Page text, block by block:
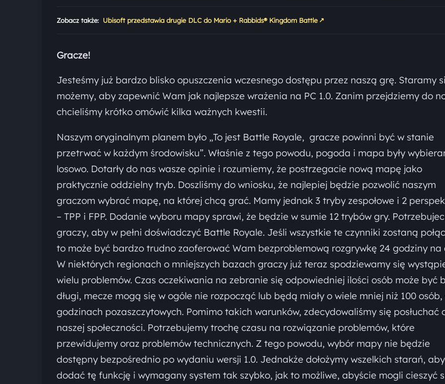
Zobacz także: Ubisoft przedstawia drugie DLC do Mario + Rabbids® Kingdom Battle ↗
Gracze!
Jesteśmy już bardzo blisko opuszczenia wczesnego dostępu przez naszą grę. Staramy
możemy, aby zapewnić Wam jak najlepsze wrażenia na PC 1.0. Zanim przejdziemy do
chcieliśmy krótko omówić kilka ważnych kwestii.
Naszym oryginalnym planem było „To jest Battle Royale, gracze powinni być w stanie
przetrwać w każdym środowisku”. Właśnie z tego powodu, pogoda i mapa były
losowo. Dotarły do nas wasze opinie i rozumiemy, że postrzegacie nową mapę jako
praktycznie oddzielny tryb. Doszliśmy do wniosku, że najlepiej będzie pozwolić naszym
graczom wybrać mapę, na której chcą grać. Mamy jednak 3 tryby zespołowe i 2
– TPP i FPP. Dodanie wyboru mapy sprawi, że będzie w sumie 12 trybów gry.
graczy, aby w pełni doświadczyć Battle Royale. Jeśli wszystkie te czynniki zostaną
to może być bardzo trudno zaoferować Wam bezproblemową rozgrywkę 24 godziny na
W niektórych regionach o mniejszych bazach graczy już teraz spodziewamy się
wielu problemów. Czas oczekiwania na zebranie się odpowiedniej ilości osób może być
długi, mecze mogą się w ogóle nie rozpocząć lub będą miały o wiele mniej niż 100 osób,
godzinach pozaszczytowych. Pomimo takich warunków, zdecydowaliśmy się posłuchać
naszej społeczności. Potrzebujemy trochę czasu na rozwiązanie problemów, które
przewidujemy oraz problemów technicznych. Z tego powodu, wybór mapy nie będzie
dostępny bezpośrednio po wydaniu wersji 1.0. Jednakże dołożymy wszelkich starań, aby
dodać tę funkcję i wymagany system tak szybko, jak to możliwe, abyście mogli cieszyć